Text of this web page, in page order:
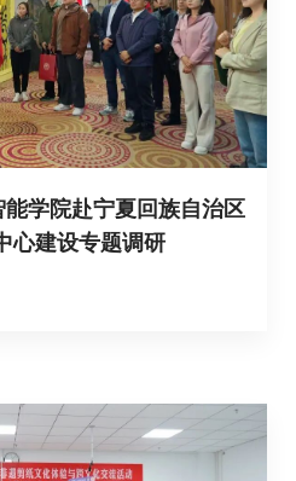
学院赴宁夏回族自治区
心建设专题调研